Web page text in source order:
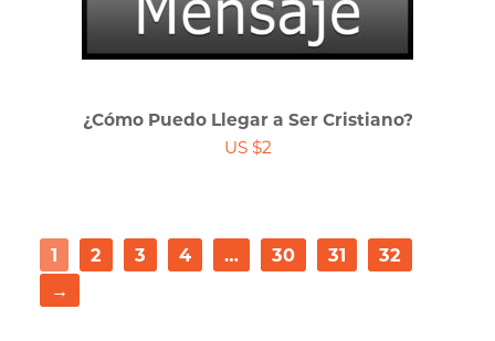
¿Cómo Puedo Llegar a Ser Cristiano?
US $2
1 2 3 4 … 30 31
32
→